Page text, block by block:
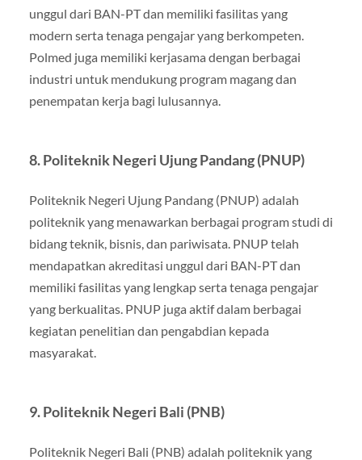
unggul dari BAN-PT dan memiliki fasilitas yang
modern serta tenaga pengajar yang berkompeten.
Polmed juga memiliki kerjasama dengan berbagai
industri untuk mendukung program magang dan
penempatan kerja bagi lulusannya.
8. Politeknik Negeri Ujung Pandang (PNUP)
Politeknik Negeri Ujung Pandang (PNUP) adalah
politeknik yang menawarkan berbagai program studi di
bidang teknik, bisnis, dan pariwisata. PNUP telah
mendapatkan akreditasi unggul dari BAN-PT dan
memiliki fasilitas yang lengkap serta tenaga pengajar
yang berkualitas. PNUP juga aktif dalam berbagai
kegiatan penelitian dan pengabdian kepada
masyarakat.
9. Politeknik Negeri Bali (PNB)
Politeknik Negeri Bali (PNB) adalah politeknik yang